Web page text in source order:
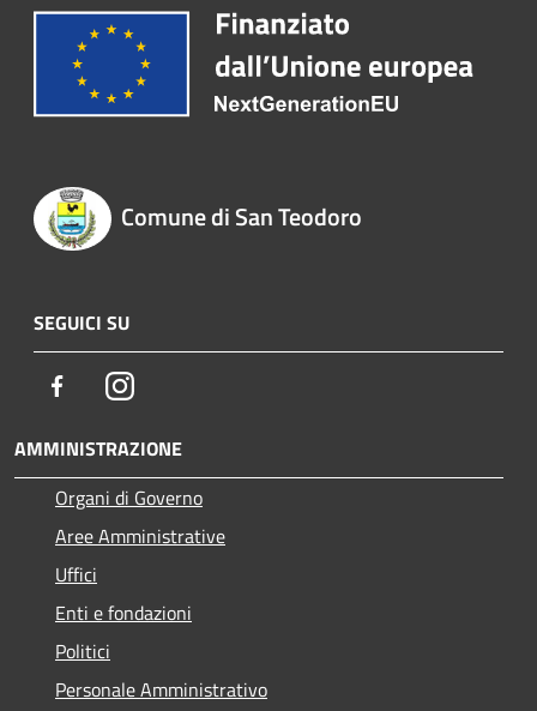
Comune di San Teodoro
SEGUICI SU
FacebookInstagram
AMMINISTRAZIONE
Organi di Governo
Aree Amministrative
Uffici
Enti e fondazioni
Politici
Personale Amministrativo